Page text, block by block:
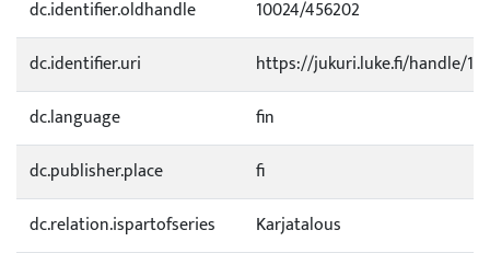
dc.identifier.oldhandle
10024/456202
dc.identifier.uri
https://jukuri.luke.fi/handle/
dc.language
fin
dc.publisher.place
fi
dc.relation.ispartofseries
Karjatalous